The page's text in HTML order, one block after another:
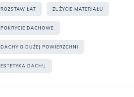
ROZSTAW ŁAT ZUŻYCIE MATERIAŁU
POKRYCIE DACHOWE
DACHY O DUŻEJ POWIERZCHNI
ESTETYKA DACHU